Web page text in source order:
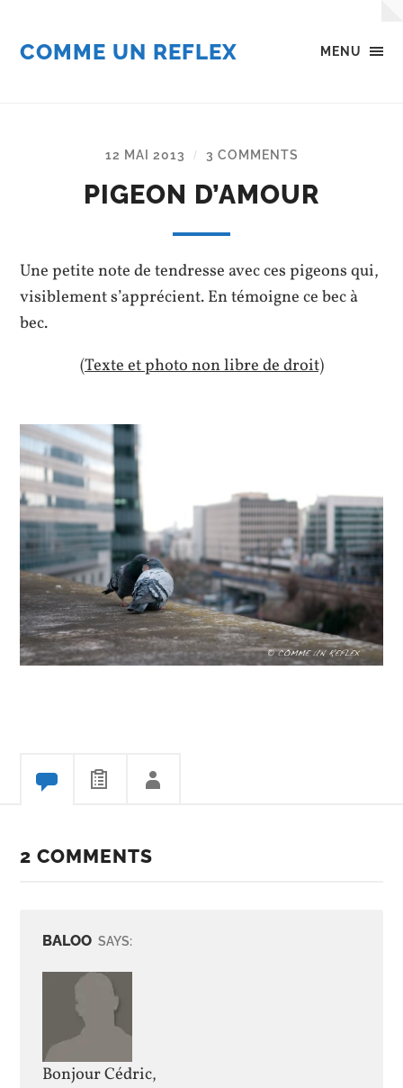
MENU
COMME UN REFLEX
12 MAI 2013 / 3 COMMENTS
PIGEON D’AMOUR
Une petite note de tendresse avec ces pigeons qui,
visiblement s’apprécient. En témoigne ce bec à
bec.
(Texte et photo non libre de droit)
2 COMMENTS
BALOO SAYS:
Bonjour Cédric,